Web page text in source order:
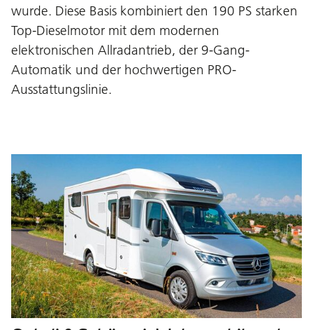
wurde. Diese Basis kombiniert den 190 PS starken
Top-Dieselmotor mit dem modernen
elektronischen Allradantrieb, der 9-Gang-
Automatik und der hochwertigen PRO-
Ausstattungslinie.